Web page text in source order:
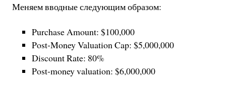
Меняем вводные следующим образом:
Purchase Amount: $100,000
Post-Money Valuation Cap: $5,000,000
Discount Rate: 80%
Post-money valuation: $6,000,000